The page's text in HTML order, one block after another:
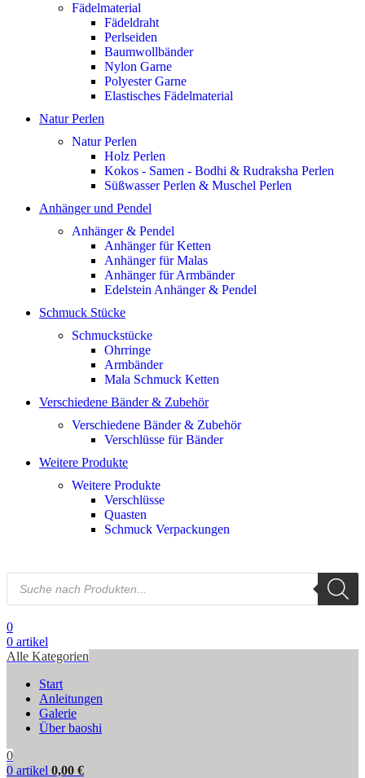
Fädelmaterial
Fädeldraht
Perlseiden
Baumwollbänder
Nylon Garne
Polyester Garne
Elastisches Fädelmaterial
Natur Perlen
Natur Perlen
Holz Perlen
Kokos - Samen - Bodhi & Rudraksha Perlen
Süßwasser Perlen & Muschel Perlen
Anhänger und Pendel
Anhänger & Pendel
Anhänger für Ketten
Anhänger für Malas
Anhänger für Armbänder
Edelstein Anhänger & Pendel
Schmuck Stücke
Schmuckstücke
Ohrringe
Armbänder
Mala Schmuck Ketten
Verschiedene Bänder & Zubehör
Verschiedene Bänder & Zubehör
Verschlüsse für Bänder
Weitere Produkte
Weitere Produkte
Verschlüsse
Quasten
Schmuck Verpackungen
0
0 artikel
Alle Kategorien
Start
Anleitungen
Galerie
Über baoshi
0
0 artikel 0,00 €